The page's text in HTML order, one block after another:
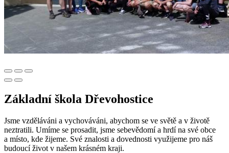
Základní škola Dřevohostice
Jsme vzděláváni a vychováváni, abychom se ve světě a v životě
neztratili. Umíme se prosadit, jsme sebevědomí a hrdí na své obce
a místo, kde žijeme. Své znalosti a dovednosti využijeme pro náš
budoucí život v našem krásném kraji.